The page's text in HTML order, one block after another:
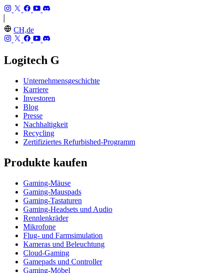
CH,de
Logitech G
Unternehmensgeschichte
Karriere
Investoren
Blog
Presse
Nachhaltigkeit
Recycling
Zertifiziertes Refurbished-Programm
Produkte kaufen
Gaming-Mäuse
Gaming-Mauspads
Gaming-Tastaturen
Gaming-Headsets und Audio
Rennlenkräder
Mikrofone
Flug- und Farmsimulation
Kameras und Beleuchtung
Cloud-Gaming
Gamepads und Controller
Gaming-Möbel